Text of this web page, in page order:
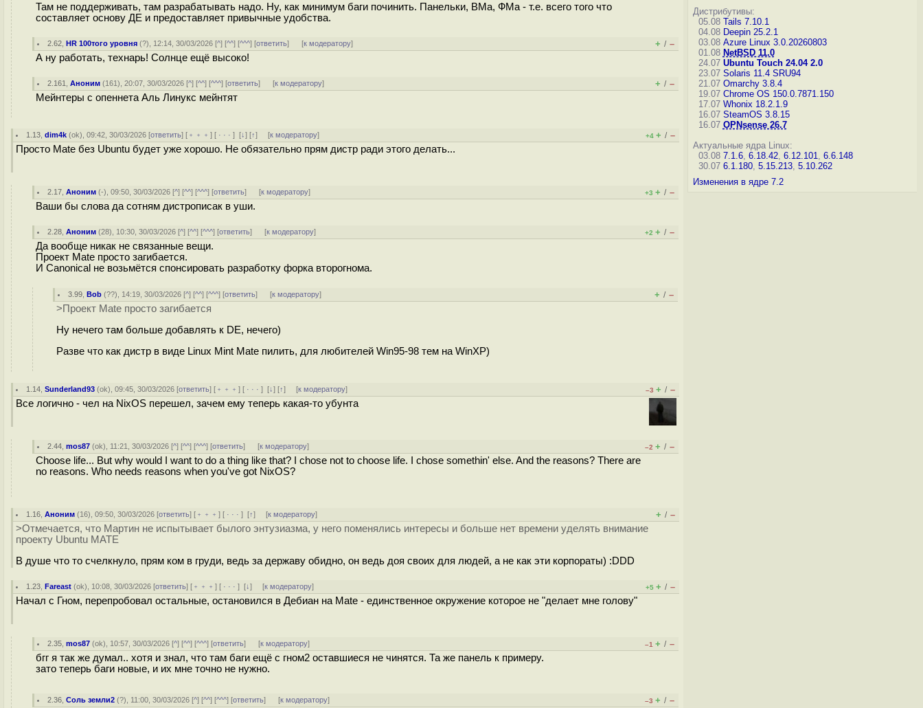
Там не поддерживать, там разрабатывать надо. Ну, как минимум баги починить. Панельки, ВМа, ФМа - т.е. всего того что
составляет основу ДЕ и предоставляет привычные удобства.
2.62 ,HR 100того уровня (?), 12:14, 30/03/2026 [^] [^^] [^^^] [ответить] [к модератору] + / –
А ну работать, технарь! Солнце ещё высоко!
2.161 ,Аноним (161), 20:07, 30/03/2026 [^] [^^] [^^^] [ответить] [к модератору] + / –
Мейнтеры с опеннета Аль Линукс мейнтят
1.13 ,dim4k (ok), 09:42, 30/03/2026 [ответить] [ ﹢﹢﹢] [ · · ·][↓] [↑] [к модератору] +4 + / –
Просто Mate без Ubuntu будет уже хорошо. Не обязательно прям дистр ради этого делать...
2.17 ,Аноним (-), 09:50, 30/03/2026 [^] [^^] [^^^] [ответить] [к модератору] +3 + / –
Ваши бы слова да сотням дистрописак в уши.
2.28 ,Аноним (28), 10:30, 30/03/2026 [^] [^^] [^^^] [ответить] [к модератору] +2 + / –
Да вообще никак не связанные вещи.
Проект Mate просто загибается.
И Canonical не возьмётся спонсировать разработку форка второгнома.
3.99 ,Bob (??), 14:19, 30/03/2026 [^] [^^] [^^^] [ответить] [к модератору] + / –
>Проект Mate просто загибается
Ну нечего там больше добавлять к DE, нечего)
Разве что как дистр в виде Linux Mint Mate пилить, для любителей Win95-98 тем на WinXP)
1.14 ,Sunderland93 (ok), 09:45, 30/03/2026 [ответить] [ ﹢﹢﹢] [ · · ·][↓] [↑] [к модератору] –3 + / –
Все логично - чел на NixOS перешел, зачем ему теперь какая-то убунта
2.44 ,mos87 (ok), 11:21, 30/03/2026 [^] [^^] [^^^] [ответить] [к модератору] –2 + / –
Choose life... But why would I want to do a thing like that? I chose not to choose life. I chose somethin' else. And the reasons? There are
no reasons. Who needs reasons when you've got NixOS?
1.16 ,Аноним (16), 09:50, 30/03/2026 [ответить] [ ﹢﹢﹢] [ · · ·][↑] [к модератору] + / –
>Отмечается, что Мартин не испытывает былого энтузиазма, у него поменялись интересы и больше нет времени уделять внимание
проекту Ubuntu MATE
В душе что то счелкнуло, прям ком в груди, ведь за державу обидно, он ведь доя своих для людей, а не как эти корпораты) :DDD
1.23 ,Fareast (ok), 10:08, 30/03/2026 [ответить] [ ﹢﹢﹢] [ · · ·][↓] [к модератору] +5 + / –
Начал с Гном, перепробовал остальные, остановился в Дебиан на Mate - единственное окружение которое не "делает мне голову"
2.35 ,mos87 (ok), 10:57, 30/03/2026 [^] [^^] [^^^] [ответить] [к модератору] –1 + / –
бгг я так же думал.. хотя и знал, что там баги ещё с гном2 оставшиеся не чинятся. Та же панель к примеру.
зато теперь баги новые, и их мне точно не нужно.
2.36 ,Соль земли2 (?), 11:00, 30/03/2026 [^] [^^] [^^^] [ответить] [к модератору] –3 + / –
Дистрибутивы:
05.08 Tails 7.10.1
04.08 Deepin 25.2.1
03.08 Azure Linux 3.0.20260803
01.08 NetBSD 11.0
24.07 Ubuntu Touch 24.04 2.0
23.07 Solaris 11.4 SRU94
21.07 Omarchy 3.8.4
19.07 Chrome OS 150.0.7871.150
17.07 Whonix 18.2.1.9
16.07 SteamOS 3.8.15
16.07 OPNsense 26.7
Актуальные ядра Linux:
03.08 7.1.6, 6.18.42, 6.12.101, 6.6.148
30.07 6.1.180, 5.15.213, 5.10.262
Изменения в ядре 7.2